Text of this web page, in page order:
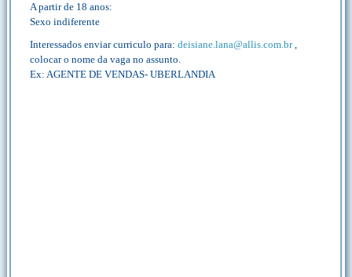
A partir de 18 anos:
Sexo indiferente
Interessados enviar curriculo para: deisiane.lana@allis.com.br,
colocar o nome da vaga no assunto.
Ex: AGENTE DE VENDAS- UBERLANDIA